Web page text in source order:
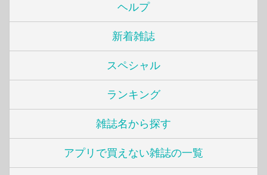
ヘルプ
新着雑誌
スペシャル
ランキング
雑誌名から探す
アプリで買えない雑誌の一覧